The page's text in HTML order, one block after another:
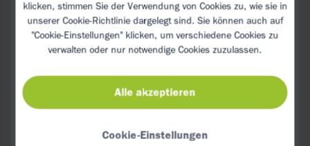
klicken, stimmen Sie der Verwendung von Cookies zu, wie sie in
unsererCookie-Richtliniedargelegt sind. Sie können auch auf
"Cookie-Einstellungen" klicken, um verschiedene Cookies zu
verwalten oder nur notwendige Cookies zuzulassen.
Alle akzeptieren
Cookie-Einstellungen
das Pergament in vier gleich große
Rechtecke zuschneiden.
Das Gemüse auf die Zuschnitte verteilen.
Jeweils ein Filet pro Päckchen auf das
Gemüse setzen.
zusammenklappen und bei Bedarf mit